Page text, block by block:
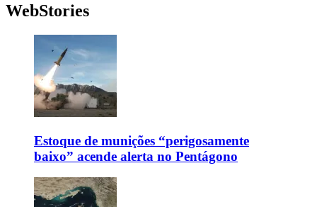
WebStories
Estoque de munições “perigosamente
baixo” acende alerta no Pentágono